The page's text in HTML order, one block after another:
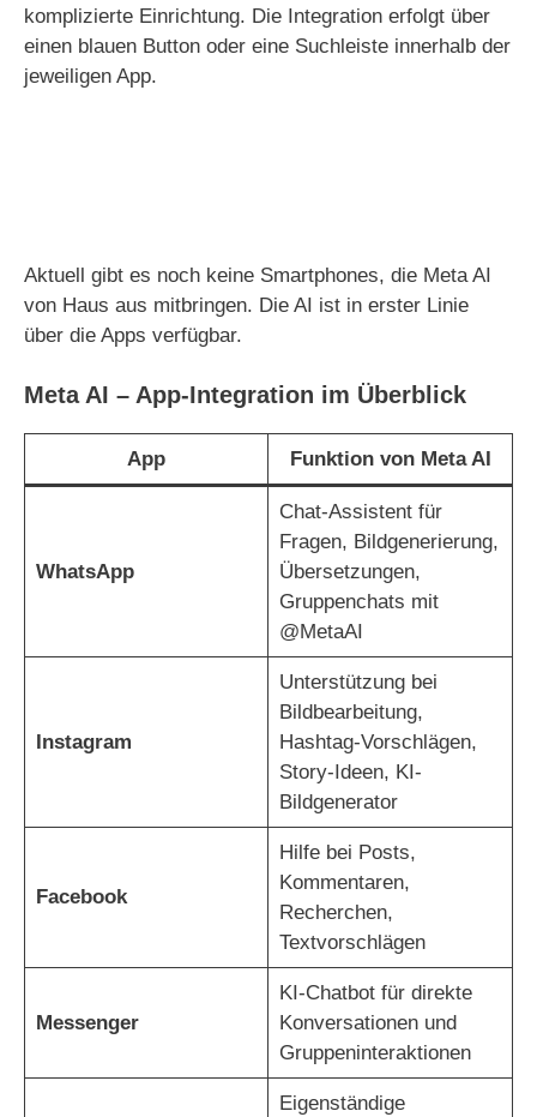
komplizierte Einrichtung. Die Integration erfolgt über
einen blauen Button oder eine Suchleiste innerhalb der
jeweiligen App.
Aktuell gibt es noch keine Smartphones, die Meta AI
von Haus aus mitbringen. Die AI ist in erster Linie
über die Apps verfügbar.
Meta AI – App-Integration im Überblick
App Funktion von Meta AI
WhatsApp
Chat-Assistent für
Fragen, Bildgenerierung,
Übersetzungen,
Gruppenchats mit
@MetaAI
Instagram
Unterstützung bei
Bildbearbeitung,
Hashtag-Vorschlägen,
Story-Ideen, KI-
Bildgenerator
Facebook
Hilfe bei Posts,
Kommentaren,
Recherchen,
Textvorschlägen
Messenger
KI-Chatbot für direkte
Konversationen und
Gruppeninteraktionen
Eigenständige